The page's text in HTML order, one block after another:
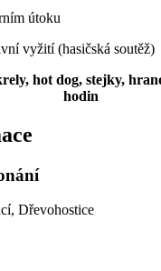
útoku
vyžití (hasičská soutěž)
hot dog, stejky,
hodin
Dřevohostice